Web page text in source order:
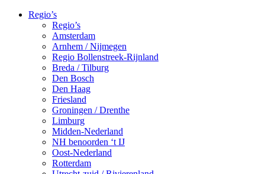
Regio’s
Regio’s
Amsterdam
Arnhem / Nijmegen
Regio Bollenstreek-Rijnland
Breda / Tilburg
Den Bosch
Den Haag
Friesland
Groningen / Drenthe
Limburg
Midden-Nederland
NH benoorden ‘t IJ
Oost-Nederland
Rotterdam